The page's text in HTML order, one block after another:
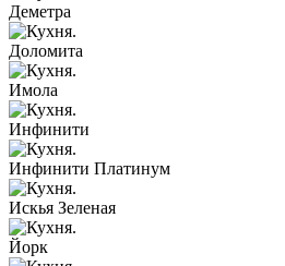
Деметра
Доломита
Имола
Инфинити
Инфинити Платинум
Искья Зеленая
Йорк